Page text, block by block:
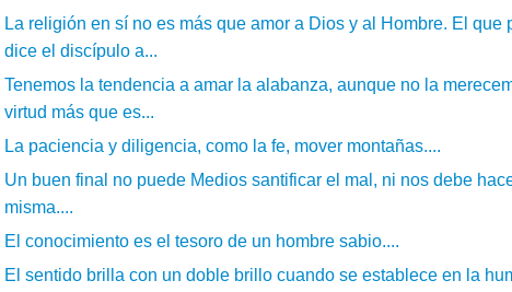
La religión en sí no es más que amor a Dios y al Hombre. El
dice el discípulo a...
Tenemos la tendencia a amar la alabanza, aunque no la
virtud más que es...
La paciencia y diligencia, como la fe, mover montañas....
Un buen final no puede Medios santificar el mal, ni nos debe
misma....
El conocimiento es el tesoro de un hombre sabio....
El sentido brilla con un doble brillo cuando se establece en la